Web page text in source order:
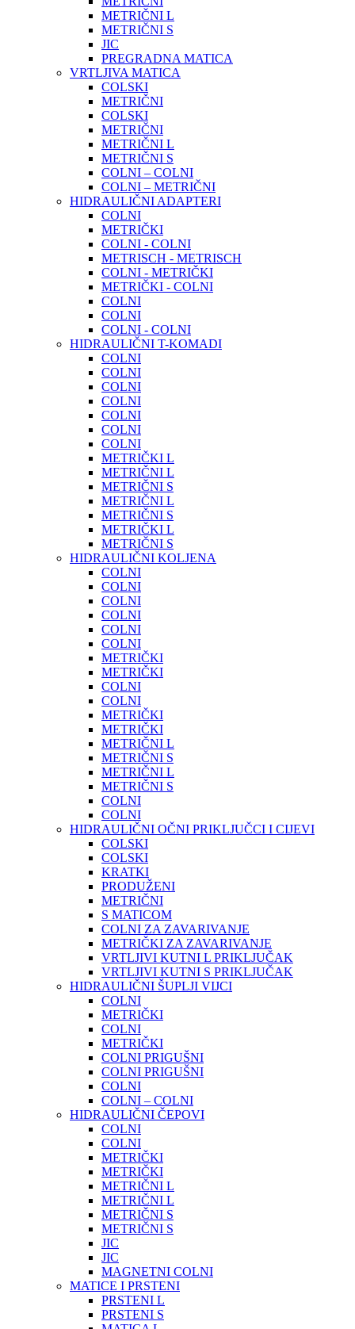
METRIČNI L
METRIČNI S
JIC
PREGRADNA MATICA
VRTLJIVA MATICA
COLSKI
METRIČNI
COLSKI
METRIČNI
METRIČNI L
METRIČNI S
COLNI – COLNI
COLNI – METRIČNI
HIDRAULIČNI ADAPTERI
COLNI
METRIČKI
COLNI - COLNI
METRISCH - METRISCH
COLNI - METRIČKI
METRIČKI - COLNI
COLNI
COLNI
COLNI - COLNI
HIDRAULIČNI T-KOMADI
COLNI
COLNI
COLNI
COLNI
COLNI
COLNI
COLNI
METRIČKI L
METRIČNI L
METRIČNI S
METRIČNI L
METRIČNI S
METRIČKI L
METRIČNI S
HIDRAULIČNI KOLJENA
COLNI
COLNI
COLNI
COLNI
COLNI
COLNI
METRIČKI
METRIČKI
COLNI
COLNI
METRIČKI
METRIČKI
METRIČNI L
METRIČNI S
METRIČNI L
METRIČNI S
COLNI
COLNI
HIDRAULIČNI OČNI PRIKLJUČCI I CIJEVI
COLSKI
COLSKI
KRATKI
PRODUŽENI
METRIČNI
S MATICOM
COLNI ZA ZAVARIVANJE
METRIČKI ZA ZAVARIVANJE
VRTLJIVI KUTNI L PRIKLJUČAK
VRTLJIVI KUTNI S PRIKLJUČAK
HIDRAULIČNI ŠUPLJI VIJCI
COLNI
METRIČKI
COLNI
METRIČKI
COLNI PRIGUŠNI
COLNI PRIGUŠNI
COLNI
COLNI – COLNI
HIDRAULIČNI ČEPOVI
COLNI
COLNI
METRIČKI
METRIČKI
METRIČNI L
METRIČNI L
METRIČNI S
METRIČNI S
JIC
JIC
MAGNETNI COLNI
MATICE I PRSTENI
PRSTENI L
PRSTENI S